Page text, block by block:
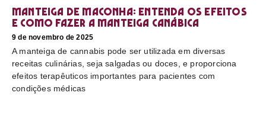
Manteiga de maconha: entenda os efeitos
e como fazer a manteiga canábica
9 de novembro de 2025
A manteiga de cannabis pode ser utilizada em diversas
receitas culinárias, seja salgadas ou doces, e proporciona
efeitos terapêuticos importantes para pacientes com
condições médicas